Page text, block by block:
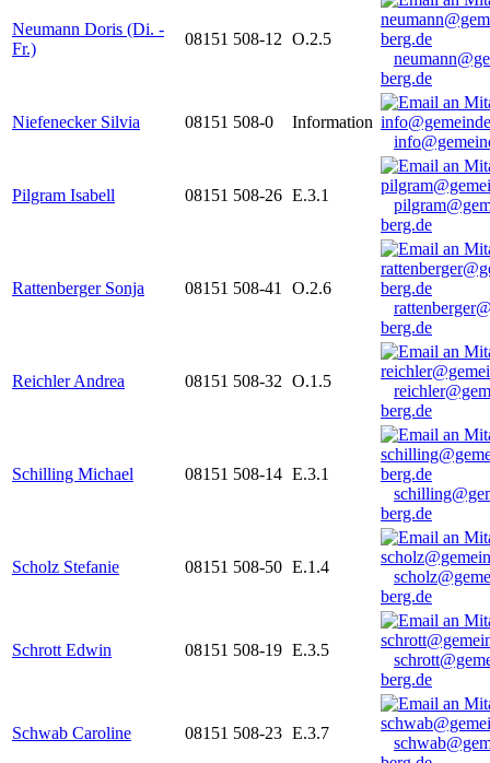
Neumann Doris (Di. -
Fr.)
08151 508-12 O.2.5
berg.de
Niefenecker Silvia 08151 508-0
Information
Pilgram Isabell 08151 508-26 E.3.1
berg.de
Rattenberger Sonja 08151 508-41
O.2.6
berg.de
Reichler Andrea 08151 508-32 O.1.5
berg.de
Schilling Michael 08151 508-14 E.3.1
berg.de
Scholz Stefanie 08151 508-50 E.1.4
berg.de
Schrott Edwin 08151 508-19 E.3.5
berg.de
Schwab Caroline 08151 508-23 E.3.7